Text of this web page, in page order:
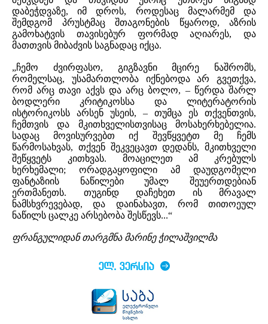
დაბეჭდვაზე, იმ დროს, როდესაც მალარმემ და
შემდგომ პრუსტმაც შთაგონების წყაროდ, აზრის
გამოხატვის თავისებურ ფორმად აღიარეს, და
მათთვის მიბაძვის საგნადაც იქცა.
„ჩემო ძვირფასო, გიგზავნი მცირე ნაშრომს,
რომელსაც, უსამართლობა იქნებოდა არ გვეთქვა,
რომ არც თავი აქვს და არც ბოლო, – წერდა შარლ
ბოდლერი კრიტიკოსსა და ლიტერატორის
ისტორიკოსს არსენ უსეის, – თუმცა ეს თქვენთვის,
ჩემთვის და მკითხველისთვისაც მოსახერხებელია.
სადაც მოვისურვებთ იქ შევწყვეტთ მე ჩემს
წარმოსახვას, თქვენ შეკვეცავთ დედანს, მკითხველი
შეწყვეტს კითხვას. მოაცილეთ ამ კრებულს
ხერხემალი; ორადგაყოფილი ამ დაუდგომელი
ფანტაზიის ნაწილები უმალ შეუერთდებიან
ერთმანეთს. თუგინდ დაჩეხეთ ის მრავალ
ნამსხვრევებად, და დაინახავთ, რომ თითოეულ
ნაწილს ცალკე არსებობა შესწევს...“
ფრანგულიდან თარგმნა მარინე ჭილაშვილმა
ᲔᲚ. ᲕᲔᲠᲡᲘᲐ